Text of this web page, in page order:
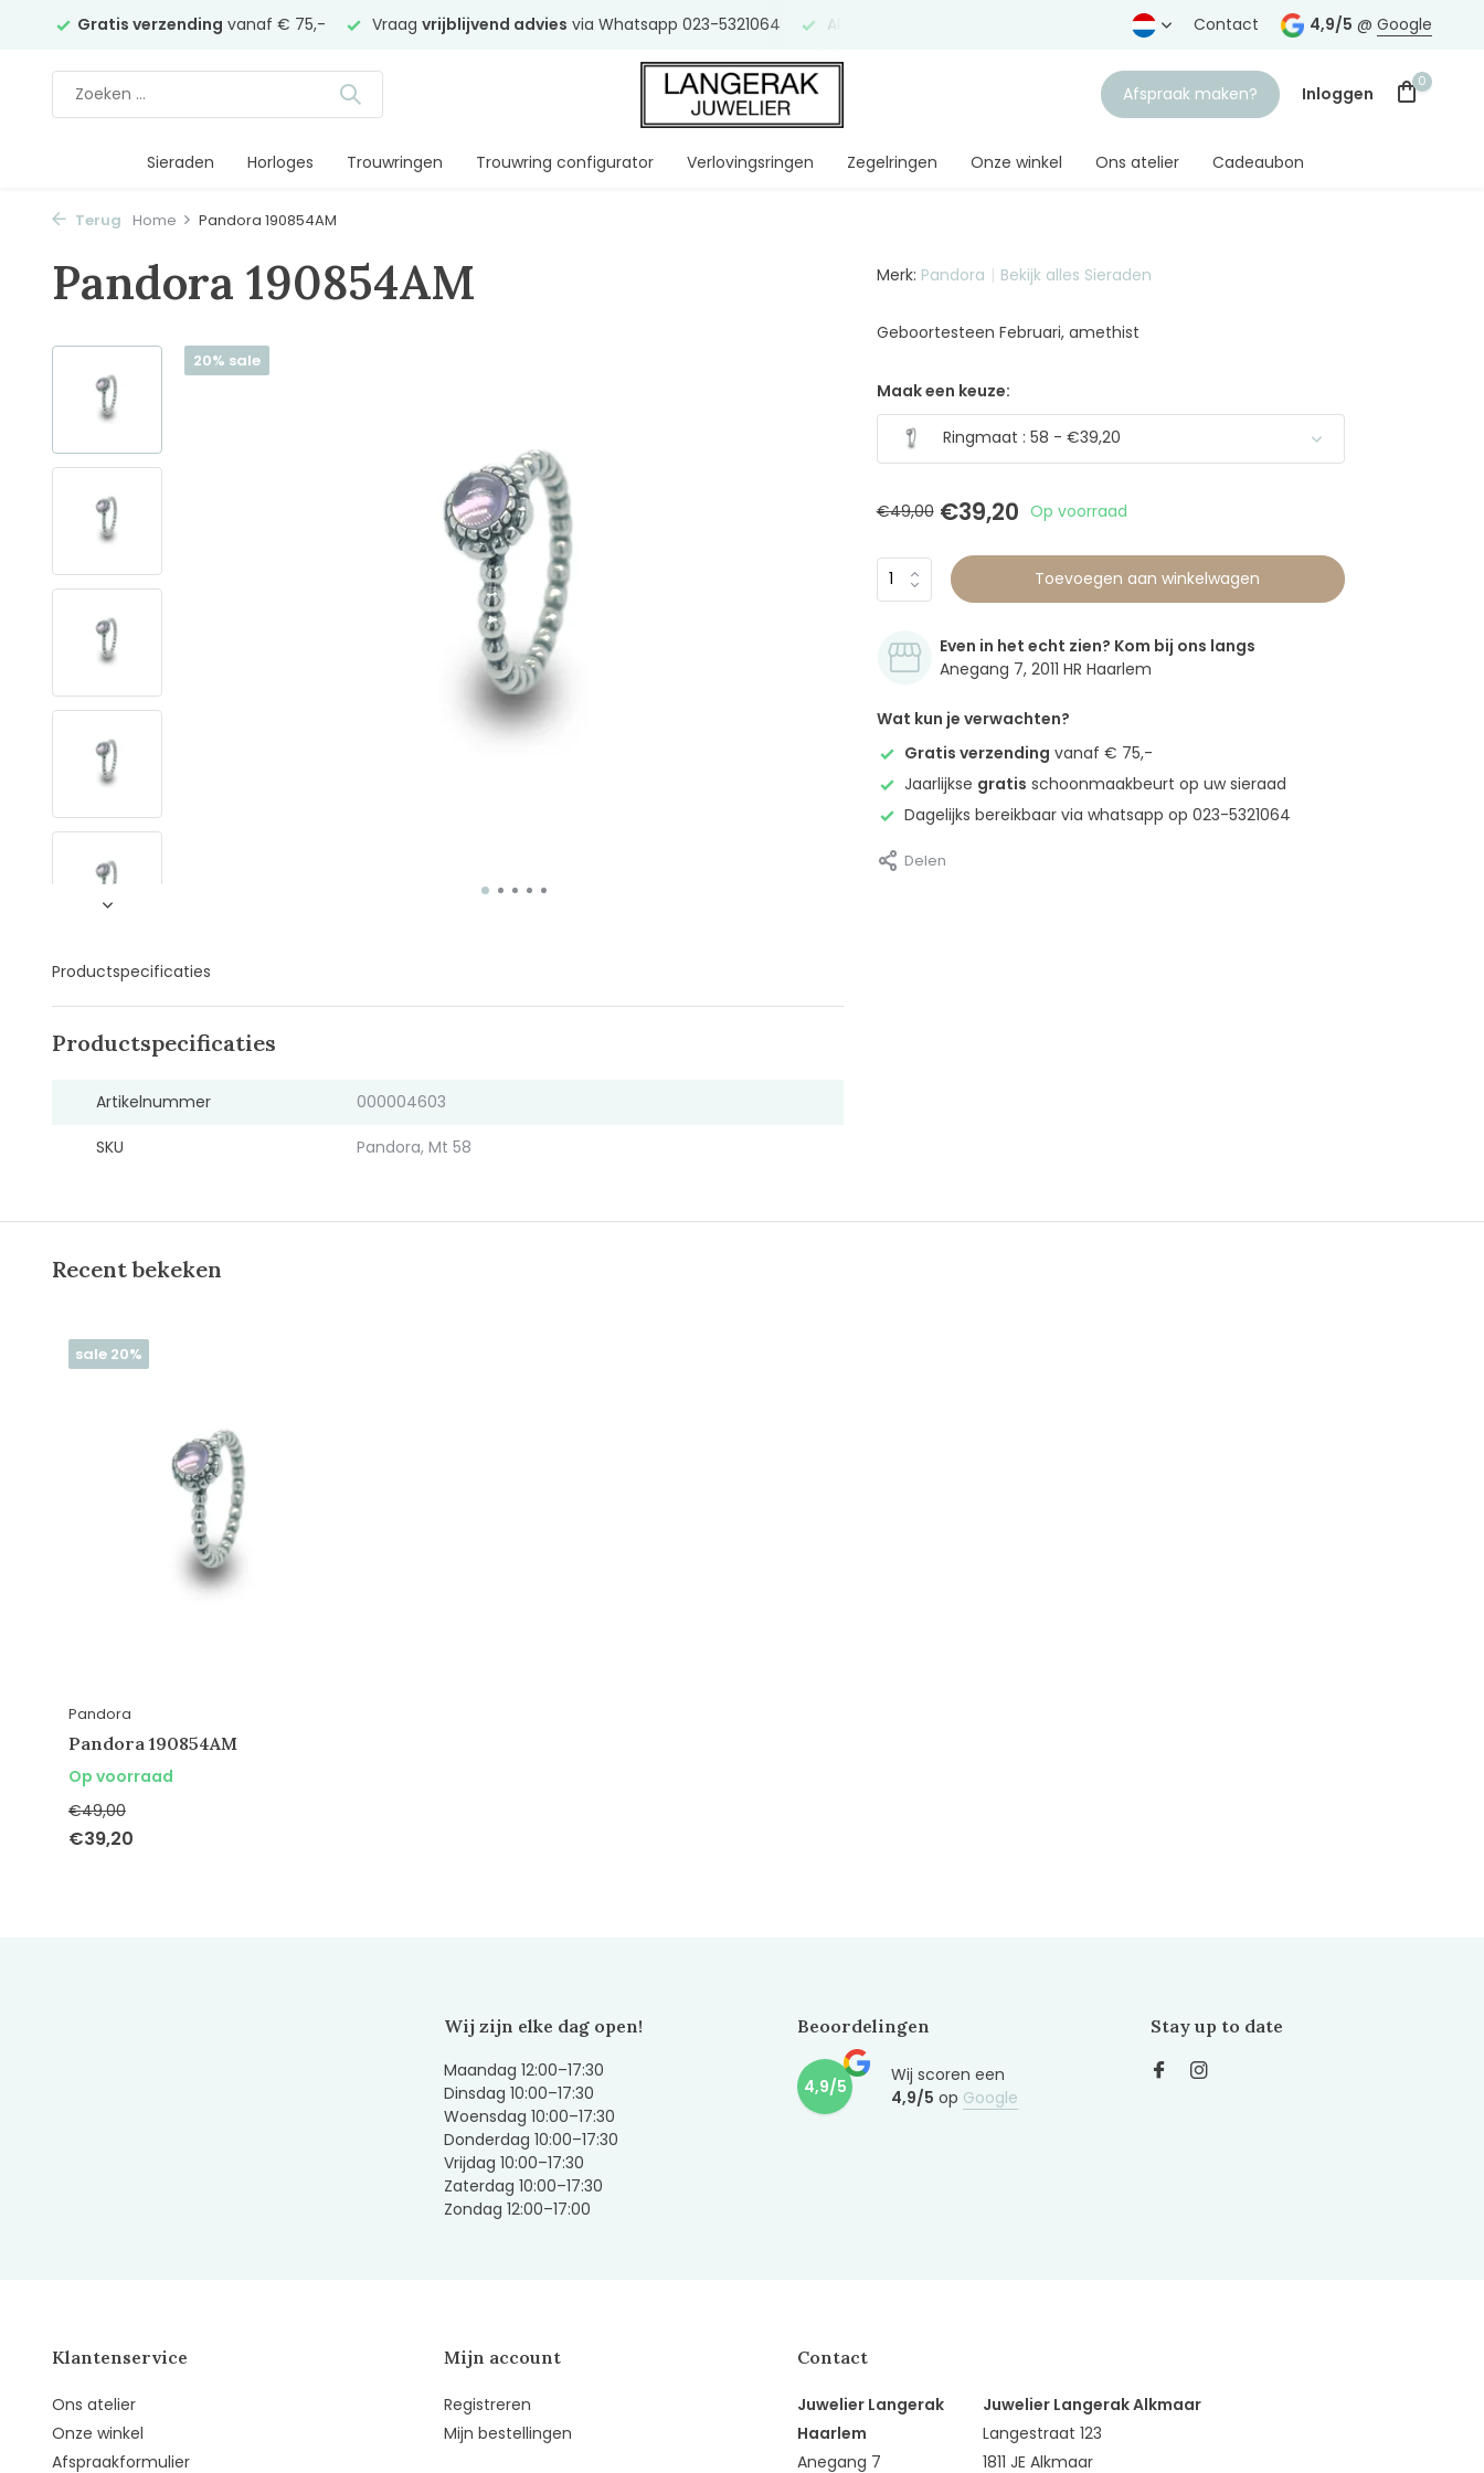
Gratis verzending vanaf € 75,- Vraag vrijblijvend advies via Whatsapp 023-5321064 Al Gratis verzending vanaf € 75,-
Contact 4,9/5 @ Google
Afspraak maken? Inloggen
0
Sieraden Horloges Trouwringen Trouwring configurator Verlovingsringen Zegelringen Onze winkel Ons atelier Cadeaubon
Terug Home Pandora 190854AM
Pandora 190854AM
20% sale
Productspecificaties
Productspecificaties
Artikelnummer 000004603
SKU Pandora, Mt 58
Merk: Pandora Bekijk alles Sieraden
Geboortesteen Februari, amethist
Maak een keuze:
Ringmaat : 58 - €39,20
€49,00 €39,20 Op voorraad
Toevoegen aan winkelwagen
Even in het echt zien? Kom bij ons langs
Anegang 7, 2011 HR Haarlem
Wat kun je verwachten?
Gratis verzending vanaf € 75,-
Jaarlijkse gratis schoonmaakbeurt op uw sieraad
Dagelijks bereikbaar via whatsapp op 023-5321064
Delen
Recent bekeken
sale 20%
Pandora
Pandora 190854AM
Op voorraad
€49,00
€39,20
Wij zijn elke dag open!
Maandag 12:00–17:30
Dinsdag 10:00–17:30
Woensdag 10:00–17:30
Donderdag 10:00–17:30
Vrijdag 10:00–17:30
Zaterdag 10:00–17:30
Zondag 12:00–17:00
Beoordelingen
4,9/5
Wij scoren een
4,9/5 op Google
Stay up to date
Klantenservice
Ons atelier
Onze winkel
Afspraakformulier
Mijn account
Registreren
Mijn bestellingen
Contact
Juwelier Langerak
Haarlem
Anegang 7
Juwelier Langerak Alkmaar
Langestraat 123
1811 JE Alkmaar